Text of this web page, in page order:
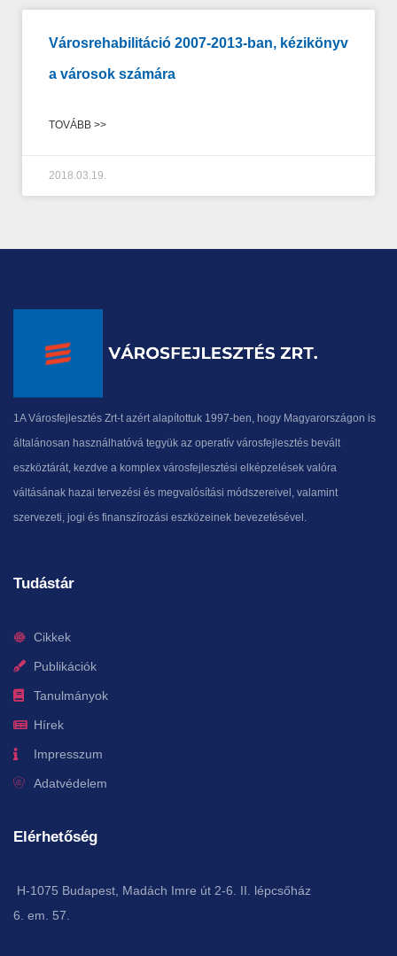
Városrehabilitáció 2007-2013-ban, kézikönyv
a városok számára
TOVÁBB >>
2018.03.19.
1A Városfejlesztés Zrt-t azért alapítottuk 1997-ben, hogy Magyarországon is
általánosan használhatóvá tegyük az operatív városfejlesztés bevált
eszköztárát, kezdve a komplex városfejlesztési elképzelések valóra
váltásának hazai tervezési és megvalósítási módszereivel, valamint
szervezeti, jogi és finanszírozási eszközeinek bevezetésével.
Tudástár
Cikkek
Publikációk
Tanulmányok
Hírek
Impresszum
Adatvédelem
Elérhetőség
H-1075 Budapest, Madách Imre út 2-6. II. lépcsőház
6. em. 57.